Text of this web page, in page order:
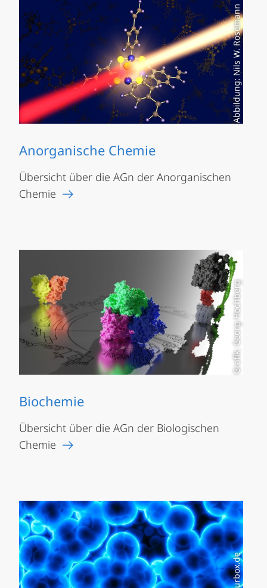
Abbildung: Nils W. Rosemann
Anorganische Chemie
Übersicht über die AGn der Anorganischen
Chemie
Grafik: Georg Hochberg
Biochemie
Übersicht über die AGn der Biologischen
Chemie